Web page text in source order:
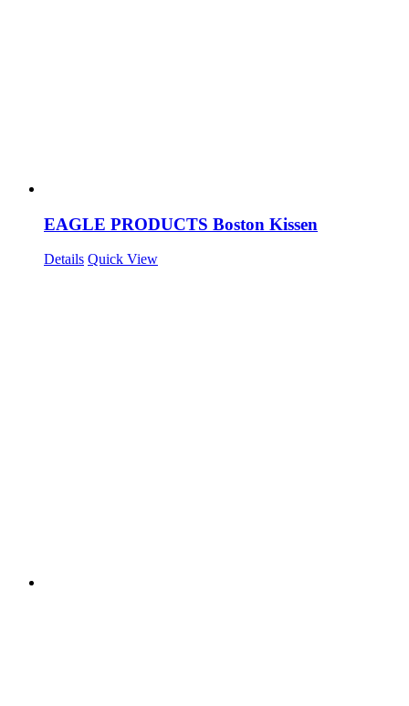
EAGLE PRODUCTS Boston Kissen
Details Quick View